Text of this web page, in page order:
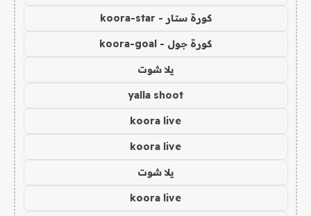
كورة ستار - koora-star
كورة جول - koora-goal
يلا شوت
yalla shoot
koora live
koora live
يلا شوت
koora live